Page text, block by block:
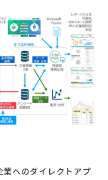
へのダイレクトアプ